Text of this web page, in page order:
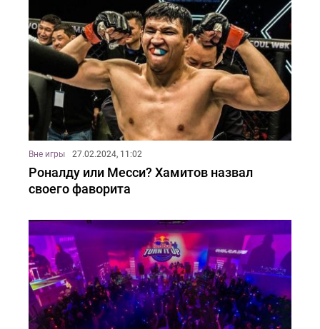
Вне игры 27.02.2024, 11:02
Роналду или Месси? Хамитов назвал
своего фаворита